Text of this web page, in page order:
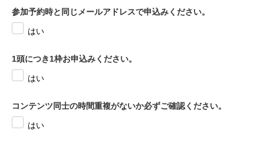
参加予約時と同じメールアドレスで申込みください。
はい
1頭につき1枠お申込みください。
はい
コンテンツ同士の時間重複がないか必ずご確認ください。
はい